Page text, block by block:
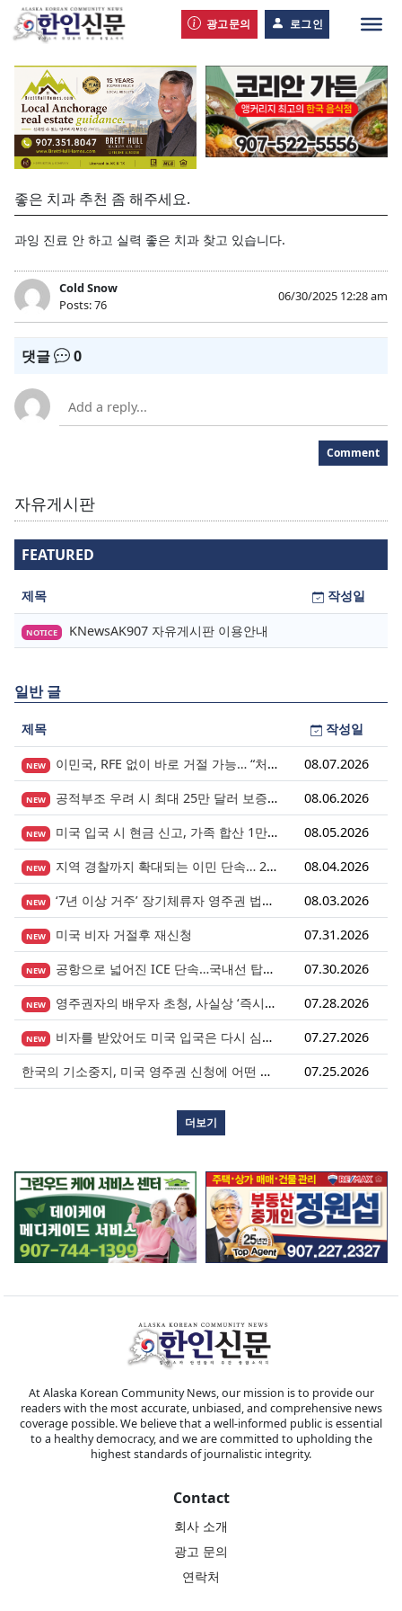
광고문의 로그인
좋은 치과 추천 좀 해주세요.
과잉 진료 안 하고 실력 좋은 치과 찾고 있습니다.
Cold Snow
Posts: 76
06/30/2025 12:28 am
댓글 0
Comment
자유게시판
FEATURED
제목 작성일
NOTICE KNewsAK907 자유게시판 이용안내
일반 글
제목 작성일
NEW 이민국, RFE 없이 바로 거절 가능… “처음 제출이 마지막 기회” 시대가 시작됩니다. 08.07.2026
NEW 공적부조 우려 시 최대 25만 달러 보증금? 영주권 심사의 새로운 변수 08.06.2026
NEW 미국 입국 시 현금 신고, 가족 합산 1만 달러가 기준입니다. 08.05.2026
NEW 지역 경찰까지 확대되는 이민 단속… 287(g) 프로그램의 대대적 확장 08.04.2026
NEW ‘7년 이상 거주’ 장기체류자 영주권 법안 재추진… 현실화될 수 있을까? 08.03.2026
NEW 미국 비자 거절후 재신청 07.31.2026
NEW 공항으로 넓어진 ICE 단속…국내선 탑승도 더 이상 안전지대 아니다. 07.30.2026
NEW 영주권자의 배우자 초청, 사실상 ‘즉시 진행’ 시대 열렸다. 07.28.2026
NEW 비자를 받았어도 미국 입국은 다시 심사받습니다.
07.27.2026
한국의 기소중지, 미국 영주권 신청에 어떤 영향을 미칠까?
07.25.2026
더보기
At Alaska Korean Community News, our mission is to provide our
readers with the most accurate, unbiased, and comprehensive news
coverage possible. We believe that a well-informed public is essential
to a healthy democracy, and we are committed to upholding the
highest standards of journalistic integrity.
Contact
회사 소개
광고 문의
연락처